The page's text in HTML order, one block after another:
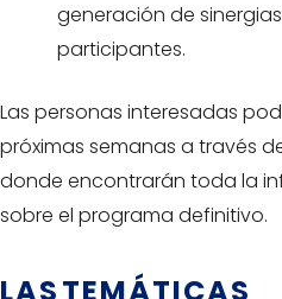
generación de
participantes.
Las personas interesadas
próximas semanas a través
donde encontrarán toda la
sobre el programa definitivo.